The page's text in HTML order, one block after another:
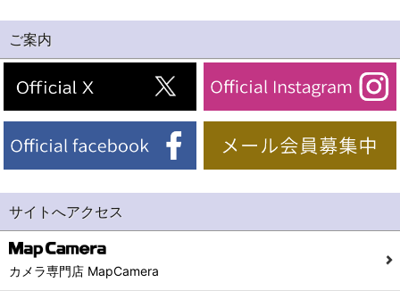
ご案内
サイトへアクセス
カメラ専門店 MapCamera